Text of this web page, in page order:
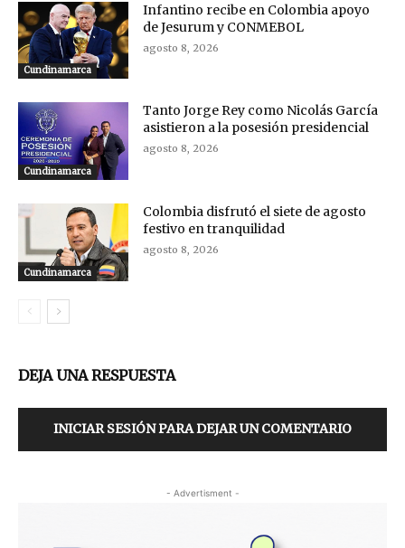
Cundinamarca
Infantino recibe en Colombia apoyo
de Jesurum y CONMEBOL
agosto 8, 2026
Cundinamarca
Tanto Jorge Rey como Nicolás García
asistieron a la posesión presidencial
agosto 8, 2026
Cundinamarca
Colombia disfrutó el siete de agosto
festivo en tranquilidad
agosto 8, 2026
DEJA UNA RESPUESTA
INICIAR SESIÓN PARA DEJAR UN COMENTARIO
- Advertisment -